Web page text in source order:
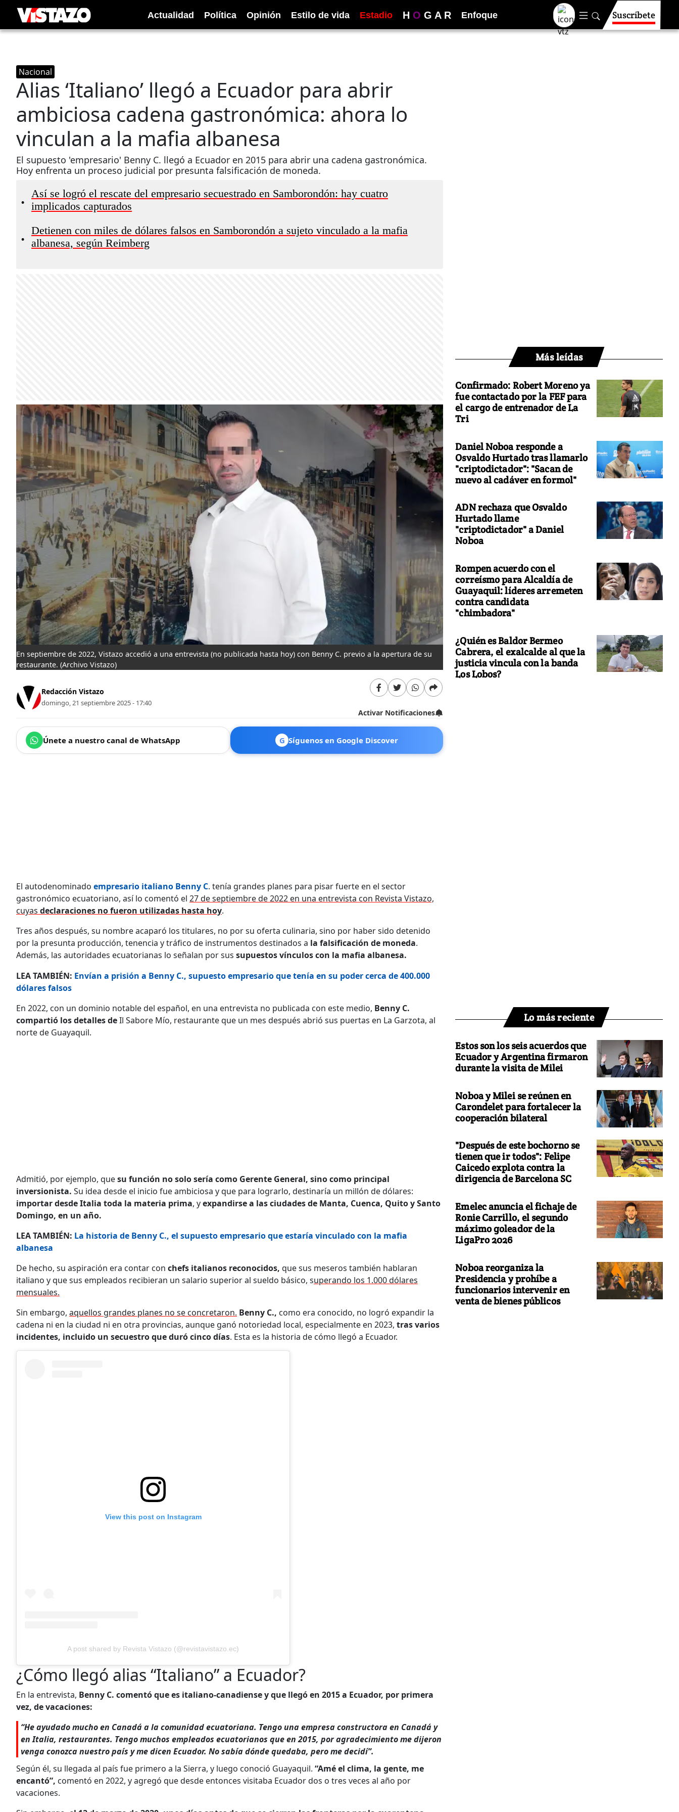
Actualidad Política Opinión Estilo de vida Estadio H O G A R Enfoque Suscríbete
Nacional
Alias ‘Italiano’ llegó a Ecuador para abrir
ambiciosa cadena gastronómica: ahora lo
vinculan a la mafia albanesa
El supuesto 'empresario' Benny C. llegó a Ecuador en 2015 para abrir una cadena gastronómica.
Hoy enfrenta un proceso judicial por presunta falsificación de moneda.
•
Así se logró el rescate del empresario secuestrado en Samborondón: hay cuatro
implicados capturados
•
Detienen con miles de dólares falsos en Samborondón a sujeto vinculado a la mafia
albanesa, según Reimberg
En septiembre de 2022, Vistazo accedió a una entrevista (no publicada hasta hoy) con Benny C. previo a la apertura de su
restaurante. (Archivo Vistazo)
Redacción Vistazo
domingo, 21 septiembre 2025 - 17:40
Activar Notificaciones
Únete a nuestro canal de WhatsApp G Síguenos en Google Discover
El autodenominado empresario italiano Benny C. tenía grandes planes para pisar fuerte en el sector
gastronómico ecuatoriano, así lo comentó el 27 de septiembre de 2022 en una entrevista con Revista Vistazo,
cuyas declaraciones no fueron utilizadas hasta hoy.
Tres años después, su nombre acaparó los titulares, no por su oferta culinaria, sino por haber sido detenido
por la presunta producción, tenencia y tráfico de instrumentos destinados a la falsificación de moneda.
Además, las autoridades ecuatorianas lo señalan por sus supuestos vínculos con la mafia albanesa.
LEA TAMBIÉN: Envían a prisión a Benny C., supuesto empresario que tenía en su poder cerca de 400.000
dólares falsos
En 2022, con un dominio notable del español, en una entrevista no publicada con este medio, Benny C.
compartió los detalles deIl Sabore Mío, restaurante que un mes después abrió sus puertas en La Garzota, al
norte de Guayaquil.
Admitió, por ejemplo, quesu función no solo sería como Gerente General, sino como principal
inversionista. Su idea desde el inicio fue ambiciosa y que para lograrlo, destinaría un millón de dólares:
importar desde Italia toda la materia prima, yexpandirse a las ciudades de Manta, Cuenca, Quito y Santo
Domingo, en un año.
LEA TAMBIÉN: La historia de Benny C., el supuesto empresario que estaría vinculado con la mafia
albanesa
De hecho, su aspiración era contar con chefs italianos reconocidos, que sus meseros también hablaran
italiano y que sus empleados recibieran un salario superior al sueldo básico, superando los 1.000 dólares
mensuales.
Sin embargo, aquellos grandes planes no se concretaron. Benny C., como era conocido, no logró expandir la
cadena ni en la ciudad ni en otra provincias, aunque ganó notoriedad local, especialmente en 2023, tras varios
incidentes, incluido un secuestro que duró cinco días. Esta es la historia de cómo llegó a Ecuador.
View this post on Instagram
A post shared by Revista Vistazo (@revistavistazo.ec)
¿Cómo llegó alias “Italiano” a Ecuador?
En la entrevista, Benny C. comentó que es italiano-canadiense y que llegó en 2015 a Ecuador, por primera
vez, de vacaciones:
“He ayudado mucho en Canadá a la comunidad ecuatoriana. Tengo una empresa constructora en Canadá y
en Italia, restaurantes. Tengo muchos empleados ecuatorianos que en 2015, por agradecimiento me dijeron
venga conozca nuestro país y me dicen Ecuador. No sabía dónde quedaba, pero me decidí”.
Según él, su llegada al país fue primero a la Sierra, y luego conoció Guayaquil. “Amé el clima, la gente, me
encantó”, comentó en 2022, y agregó que desde entonces visitaba Ecuador dos o tres veces al año por
vacaciones.
Más leídas
Confirmado: Robert Moreno ya
fue contactado por la FEF para
el cargo de entrenador de La
Tri
Daniel Noboa responde a
Osvaldo Hurtado tras llamarlo
"criptodictador": "Sacan de
nuevo al cadáver en formol"
ADN rechaza que Osvaldo
Hurtado llame
"criptodictador" a Daniel
Noboa
Rompen acuerdo con el
correísmo para Alcaldía de
Guayaquil: líderes arremeten
contra candidata
"chimbadora"
¿Quién es Baldor Bermeo
Cabrera, el exalcalde al que la
justicia vincula con la banda
Los Lobos?
Lo más reciente
Estos son los seis acuerdos que
Ecuador y Argentina firmaron
durante la visita de Milei
Noboa y Milei se reúnen en
Carondelet para fortalecer la
cooperación bilateral
"Después de este bochorno se
tienen que ir todos": Felipe
Caicedo explota contra la
dirigencia de Barcelona SC
Emelec anuncia el fichaje de
Ronie Carrillo, el segundo
máximo goleador de la
LigaPro 2026
Noboa reorganiza la
Presidencia y prohíbe a
funcionarios intervenir en
venta de bienes públicos